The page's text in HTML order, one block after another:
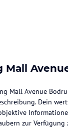
Mall
Mall Avenue
Dein
zur Verfügung